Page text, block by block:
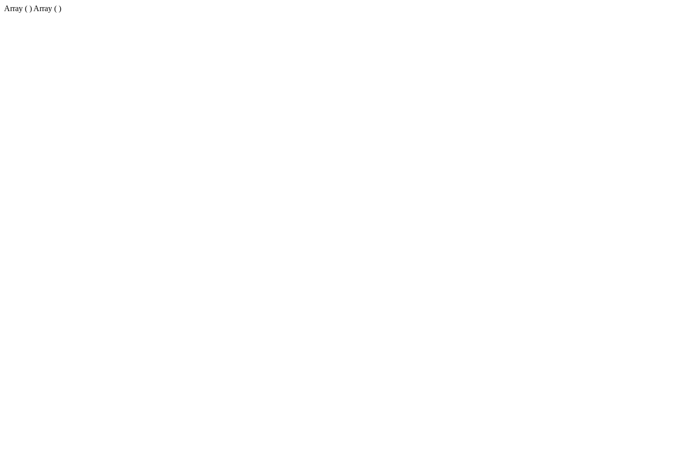
Array ( ) Array ( )